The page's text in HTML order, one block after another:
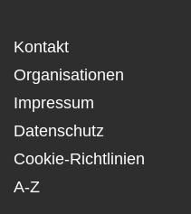
Kontakt
Organisationen
Impressum
Datenschutz
Cookie-Richtlinien
A-Z